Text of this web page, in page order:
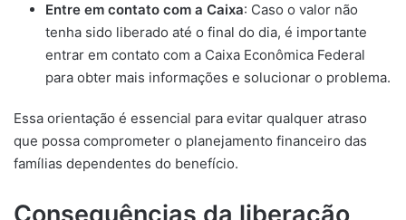
Entre em contato com a Caixa: Caso o valor não
tenha sido liberado até o final do dia, é importante
entrar em contato com a Caixa Econômica Federal
para obter mais informações e solucionar o problema.
Essa orientação é essencial para evitar qualquer atraso
que possa comprometer o planejamento financeiro das
famílias dependentes do benefício.